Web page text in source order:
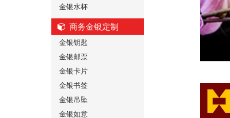
金银水杯
商务金银定制
金银钥匙
金银邮票
金银卡片
金银书签
金银吊坠
金银如意